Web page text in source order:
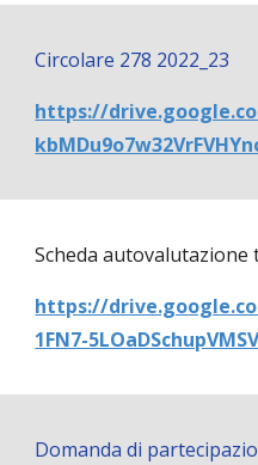
Circolare 278 2022_23
https://
Scheda autovalutazione
https://
1FN7-
Domanda di